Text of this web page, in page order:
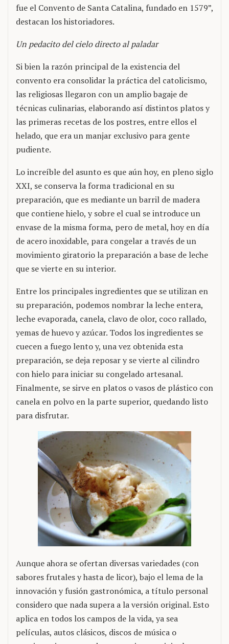
fue el Convento de Santa Catalina, fundado en 1579”,
destacan los historiadores.
Un pedacito del cielo directo al paladar
Si bien la razón principal de la existencia del
convento era consolidar la práctica del catolicismo,
las religiosas llegaron con un amplio bagaje de
técnicas culinarias, elaborando así distintos platos y
las primeras recetas de los postres, entre ellos el
helado, que era un manjar exclusivo para gente
pudiente.
Lo increíble del asunto es que aún hoy, en pleno siglo
XXI, se conserva la forma tradicional en su
preparación, que es mediante un barril de madera
que contiene hielo, y sobre el cual se introduce un
envase de la misma forma, pero de metal, hoy en día
de acero inoxidable, para congelar a través de un
movimiento giratorio la preparación a base de leche
que se vierte en su interior.
Entre los principales ingredientes que se utilizan en
su preparación, podemos nombrar la leche entera,
leche evaporada, canela, clavo de olor, coco rallado,
yemas de huevo y azúcar. Todos los ingredientes se
cuecen a fuego lento y, una vez obtenida esta
preparación, se deja reposar y se vierte al cilindro
con hielo para iniciar su congelado artesanal.
Finalmente, se sirve en platos o vasos de plástico con
canela en polvo en la parte superior, quedando listo
para disfrutar.
Aunque ahora se ofertan diversas variedades (con
sabores frutales y hasta de licor), bajo el lema de la
innovación y fusión gastronómica, a título personal
considero que nada supera a la versión original. Esto
aplica en todos los campos de la vida, ya sea
películas, autos clásicos, discos de música o